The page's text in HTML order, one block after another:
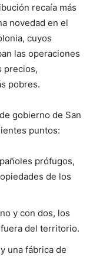
recaía más
novedad en el
cuyos
las operaciones
precios,
pobres.
gobierno de San
puntos:
prófugos,
de los
y con dos, los
del territorio.
una fábrica de